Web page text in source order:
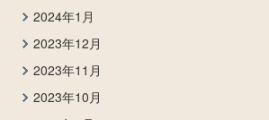
2024年1月
2023年12月
2023年11月
2023年10月